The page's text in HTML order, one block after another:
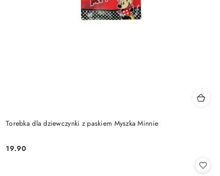
Torebka dla dziewczynki z paskiem Myszka Minnie
Cena:
19.90